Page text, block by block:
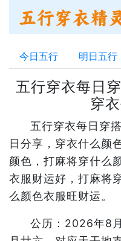
今日五行 明日五行
五行穿衣每日
穿
五行穿衣每日穿
日分享，穿衣什么颜
颜色，打麻将穿什么
衣服财运好，打麻将
么颜色衣服旺财运。
公历：2026年8